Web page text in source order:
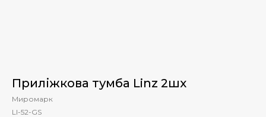
Приліжкова тумба Linz 2шх
Миромарк
LI-52-GS